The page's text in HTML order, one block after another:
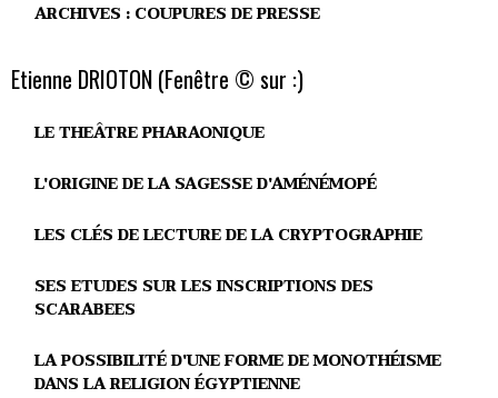
ARCHIVES : COUPURES DE PRESSE
Etienne DRIOTON (Fenêtre © sur :)
LE THEÂTRE PHARAONIQUE
L'ORIGINE DE LA SAGESSE D'AMÉNÉMOPÉ
LES CLÉS DE LECTURE DE LA CRYPTOGRAPHIE
SES ETUDES SUR LES INSCRIPTIONS DES
SCARABEES
LA POSSIBILITÉ D'UNE FORME DE MONOTHÉISME
DANS LA RELIGION ÉGYPTIENNE